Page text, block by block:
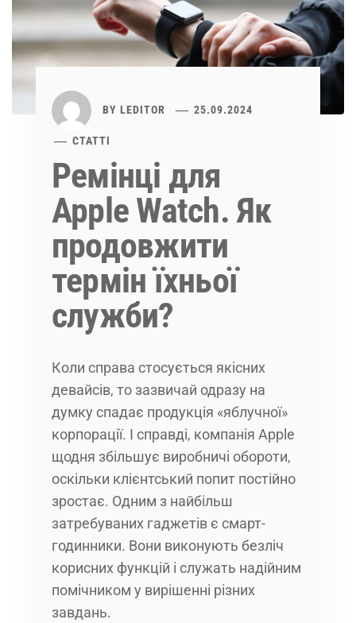
BY LEDITOR 25.09.2024
СТАТТІ
Ремінці для
Apple Watch. Як
продовжити
термін їхньої
служби?
Коли справа стосується якісних
девайсів, то зазвичай одразу на
думку спадає продукція «яблучної»
корпорації. І справді, компанія Apple
щодня збільшує виробничі обороти,
оскільки клієнтський попит постійно
зростає. Одним з найбільш
затребуваних гаджетів є смарт-
годинники. Вони виконують безліч
корисних функцій і служать надійним
помічником у вирішенні різних
завдань.